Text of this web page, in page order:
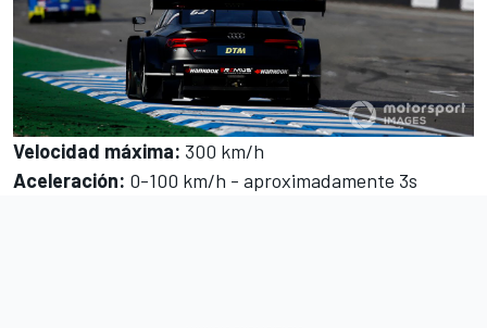
Velocidad máxima: 300 km/h
Aceleración: 0-100 km/h - aproximadamente 3s